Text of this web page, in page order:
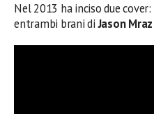
Nel 2013 ha inciso due cover:
entrambi brani diJason Mraz